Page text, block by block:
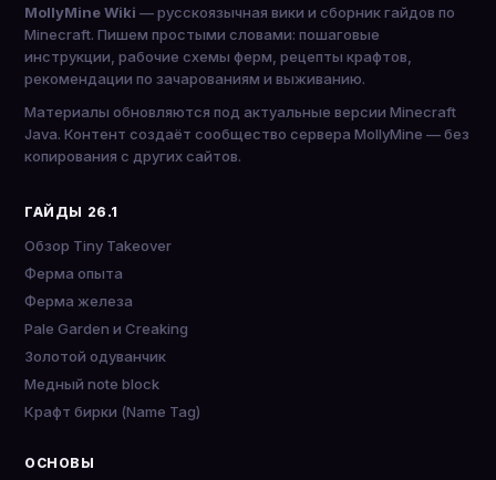
MollyMine Wiki — русскоязычная вики и сборник гайдов по
Minecraft. Пишем простыми словами: пошаговые
инструкции, рабочие схемы ферм, рецепты крафтов,
рекомендации по зачарованиям и выживанию.
Материалы обновляются под актуальные версии Minecraft
Java. Контент создаёт сообщество сервера MollyMine — без
копирования с других сайтов.
ГАЙДЫ 26.1
Обзор Tiny Takeover
Ферма опыта
Ферма железа
Pale Garden и Creaking
Золотой одуванчик
Медный note block
Крафт бирки (Name Tag)
ОСНОВЫ